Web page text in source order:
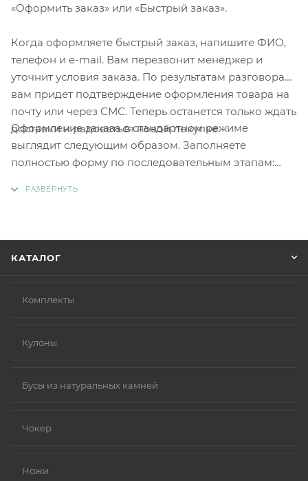
«Оформить заказ» или «Быстрый заказ».
Когда оформляете быстрый заказ, напишите ФИО,
телефон и e-mail. Вам перезвонит менеджер и
уточнит условия заказа. По результатам разговора
вам придет подтверждение оформления товара на
почту или через СМС. Теперь останется только ждать
доставки и радоваться новой покупке.
Оформление заказа в стандартном режиме
выглядит следующим образом. Заполняете
полностью форму по последовательным этапам:
КАТАЛОГ
Комплекты
Кулоны
Бусы из натуральных камней
Чокер
Ножи